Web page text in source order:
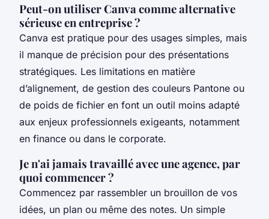
Peut-on utiliser Canva comme alternative
sérieuse en entreprise ?
Canva est pratique pour des usages simples, mais
il manque de précision pour des présentations
stratégiques. Les limitations en matière
d’alignement, de gestion des couleurs Pantone ou
de poids de fichier en font un outil moins adapté
aux enjeux professionnels exigeants, notamment
en finance ou dans le corporate.
Je n'ai jamais travaillé avec une agence, par
quoi commencer ?
Commencez par rassembler un brouillon de vos
idées, un plan ou même des notes. Un simple